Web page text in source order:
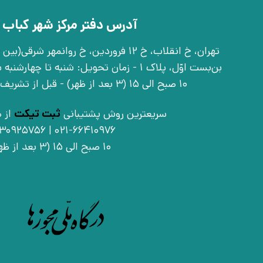
آدرس دفتر مرکز شهر
بن‌بست اوّل، پلاک 1 - زمان تحویل: شنبه
10 صبح الی 15 (3 بعد از ظهر) - قبل از تشریف آوردن تماس بگیرید
سریعترین روش پشتیبانی ثبت تیکت
10 صبح الی 15 (3 بعد از ظهر)